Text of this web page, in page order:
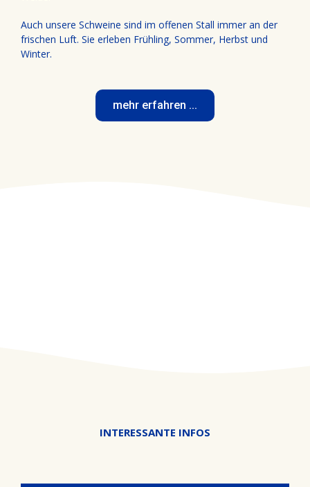
Auch unsere Schweine sind im offenen Stall immer an der
frischen Luft. Sie erleben Frühling, Sommer, Herbst und
Winter.
mehr erfahren ...
INTERESSANTE INFOS